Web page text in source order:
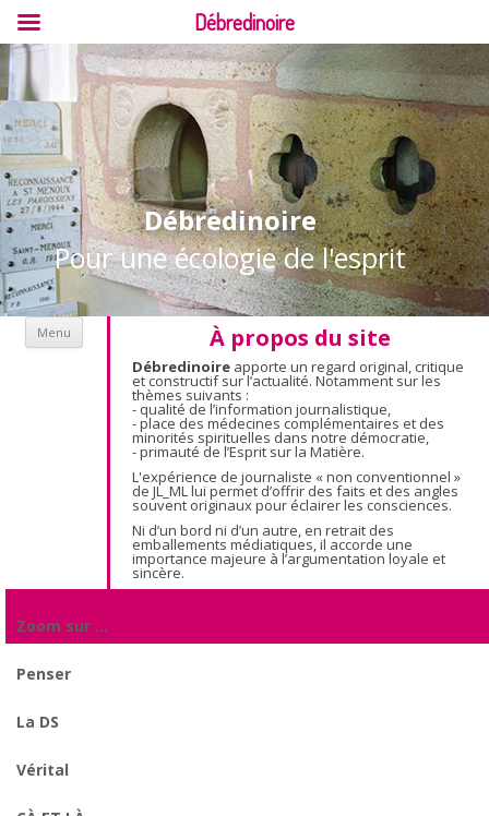
Débredinoire
Pour une écologie de l'esprit
À propos du site
Débredinoire apporte un regard original, critique
et constructif sur l’actualité. Notamment sur les
thèmes suivants :
- qualité de l’information journalistique,
- place des médecines complémentaires et des
minorités spirituelles dans notre démocratie,
- primauté de l’Esprit sur la Matière.
L'expérience de journaliste « non conventionnel »
de JL_ML lui permet d’offrir des faits et des angles
souvent originaux pour éclairer les consciences.
Ni d’un bord ni d’un autre, en retrait des
emballements médiatiques, il accorde une
importance majeure à l’argumentation loyale et
sincère.
Menu Aller au contenu
Zoom sur …
Penser
La DS
Vérital
Débredinoire